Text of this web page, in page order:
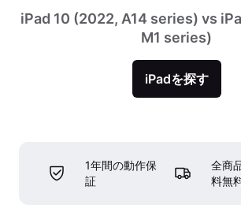
iPad 10 (2022, A14 series) vs
M1 series)
iPadを探す
1年間の動作保
証
全商
料無